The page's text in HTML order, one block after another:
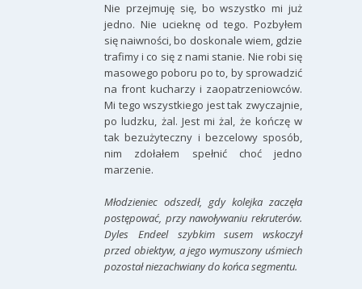
Nie przejmuję się, bo wszystko mi już
jedno. Nie ucieknę od tego. Pozbyłem
się naiwności, bo doskonale wiem, gdzie
trafimy i co się z nami stanie. Nie robi się
masowego poboru po to, by sprowadzić
na front kucharzy i zaopatrzeniowców.
Mi tego wszystkiego jest tak zwyczajnie,
po ludzku, żal. Jest mi żal, że kończę w
tak bezużyteczny i bezcelowy sposób,
nim zdołałem spełnić choć jedno
marzenie.
Młodzieniec odszedł, gdy kolejka zaczęła
postępować, przy nawoływaniu rekruterów.
Dyles Endeel szybkim susem wskoczył
przed obiektyw, a jego wymuszony uśmiech
pozostał niezachwiany do końca segmentu.